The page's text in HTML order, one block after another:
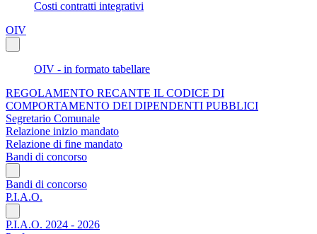
Costi contratti integrativi
OIV
OIV - in formato tabellare
REGOLAMENTO RECANTE IL CODICE DI
COMPORTAMENTO DEI DIPENDENTI PUBBLICI
Segretario Comunale
Relazione inizio mandato
Relazione di fine mandato
Bandi di concorso
Bandi di concorso
P.I.A.O.
P.I.A.O. 2024 - 2026